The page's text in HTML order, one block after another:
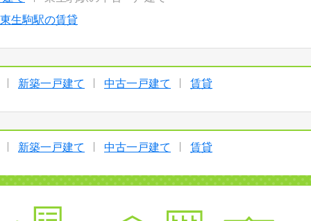
東生駒駅の賃貸
新築一戸建て 中古一戸建て 賃貸
新築一戸建て 中古一戸建て 賃貸